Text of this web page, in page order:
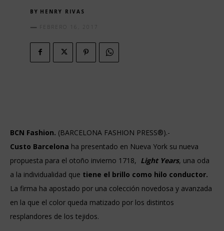
BY HENRY RIVAS
FEBRERO 16, 2017
BCN Fashion. (BARCELONA FASHION PRESS®).-
Custo Barcelona ha presentado en Nueva York su nueva
propuesta para el otoño invierno 1718, Light Years, una oda
a la individualidad que tiene el brillo como hilo conductor.
La firma ha apostado por una colección novedosa y avanzada
en la que el color queda matizado por los distintos
resplandores de los tejidos.